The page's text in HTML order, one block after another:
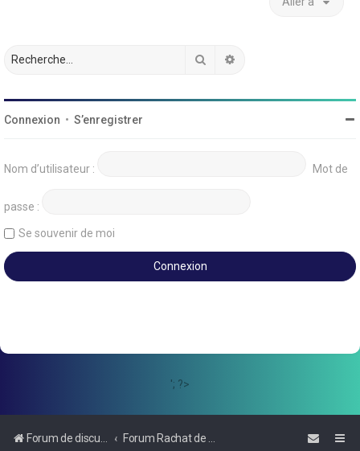
Rechercher
Connexion • S’enregistrer
Nom d’utilisateur : Mot de
passe :
Se souvenir de moi
'; ?>
Forum de discussions sur le Regroupement de Crédits et le Rachat de Crédits